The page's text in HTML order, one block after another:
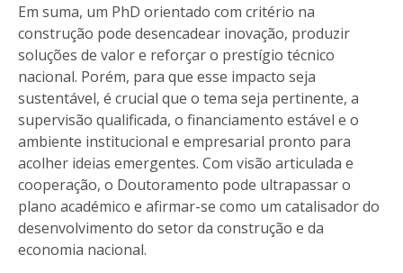
Em suma, um PhD orientado com critério na
construção pode desencadear inovação, produzir
soluções de valor e reforçar o prestígio técnico
nacional. Porém, para que esse impacto seja
sustentável, é crucial que o tema seja pertinente, a
supervisão qualificada, o financiamento estável e o
ambiente institucional e empresarial pronto para
acolher ideias emergentes. Com visão articulada e
cooperação, o Doutoramento pode ultrapassar o
plano académico e afirmar-se como um catalisador do
desenvolvimento do setor da construção e da
economia nacional.